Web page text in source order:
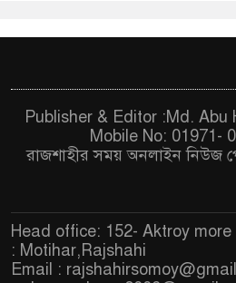
Publisher & Editor :Md.
Mobile No: 01971-
রাজশাহীর সময় অনলাইন নিউজ
Head office: 152- Aktroy
: Motihar,Rajshahi
Email :